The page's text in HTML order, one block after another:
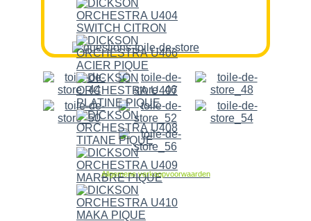
Allgemene verkoopvoorwaarden